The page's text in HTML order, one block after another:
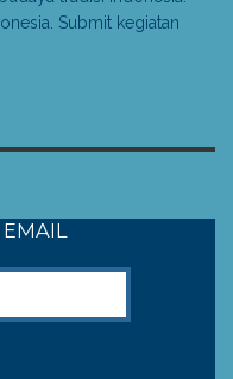
Submit kegiatan
EMAIL